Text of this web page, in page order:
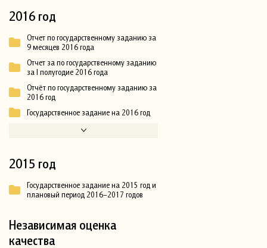
2016 год
Отчет по государственному заданию за
9 месяцев 2016 года
Отчет за по государственному заданию
за I полугодие 2016 года
Отчёт по государственному заданию за
2016 год
Государственное задание на 2016 год
2015 год
Государственное задание на 2015 год и
плановый период 2016–2017 годов
Независимая оценка
качества